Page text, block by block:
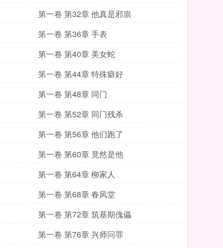
第一卷 第32章 他真是邪祟
第一卷 第36章 手表
第一卷 第40章 美女蛇
第一卷 第44章 特殊癖好
第一卷 第48章 同门
第一卷 第52章 同门残杀
第一卷 第56章 他们跑了
第一卷 第60章 竟然是他
第一卷 第64章 柳家人
第一卷 第68章 春风堂
第一卷 第72章 筑基期傀儡
第一卷 第76章 兴师问罪